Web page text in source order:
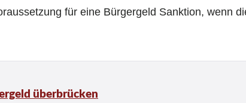
für eine Bürgergeld Sanktion, wenn
überbrücken